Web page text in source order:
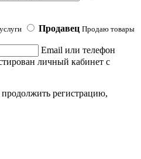
Продавец Продаю товары
Email или телефон
личный кабинет с
регистрацию,